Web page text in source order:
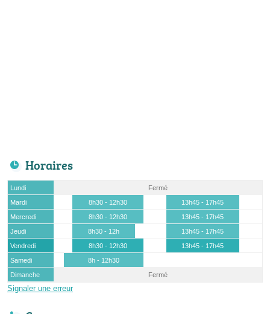
Horaires
Lundi
Fermé
Mardi
8h30 - 12h30
13h45 - 17h45
Mercredi
8h30 - 12h30
13h45 - 17h45
Jeudi
8h30 - 12h
13h45 - 17h45
Vendredi
8h30 - 12h30
13h45 - 17h45
Samedi
8h - 12h30
Dimanche
Fermé
Signaler une erreur